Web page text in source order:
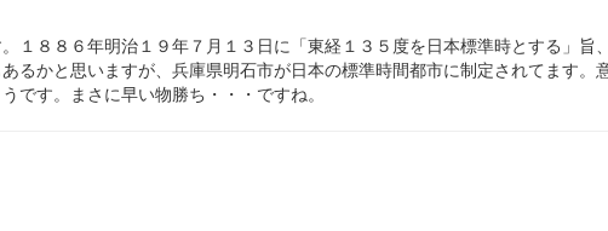
１８８６年明治１９年７月１３日に「東経１３５度を日本標準時とする」旨
るかと思いますが、兵庫県明石市が日本の標準時間都市に制定されてます。
です。まさに早い物勝ち・・・ですね。